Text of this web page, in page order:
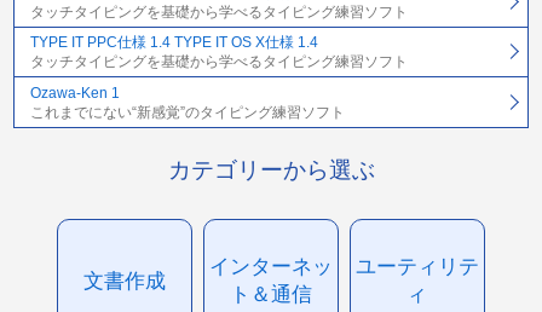
タッチタイピングを基礎から学べるタイピング練習ソフト
TYPE IT PPC仕様 1.4 TYPE IT OS X仕様 1.4
タッチタイピングを基礎から学べるタイピング練習ソフト
Ozawa-Ken 1
これまでにない“新感覚”のタイピング練習ソフト
カテゴリーから選ぶ
文書作成
インターネッ
ト＆通信
ユーティリテ
ィ